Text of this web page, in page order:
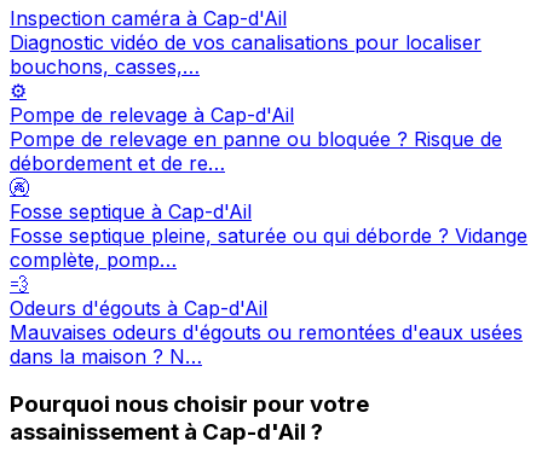
Inspection caméra à Cap-d'Ail
Diagnostic vidéo de vos canalisations pour localiser
bouchons, casses,…
⚙️
Pompe de relevage à Cap-d'Ail
Pompe de relevage en panne ou bloquée ? Risque de
débordement et de re…
🚱
Fosse septique à Cap-d'Ail
Fosse septique pleine, saturée ou qui déborde ? Vidange
complète, pomp…
💨
Odeurs d'égouts à Cap-d'Ail
Mauvaises odeurs d'égouts ou remontées d'eaux usées
dans la maison ? N…
Pourquoi nous choisir pour votre
assainissement à Cap-d'Ail ?